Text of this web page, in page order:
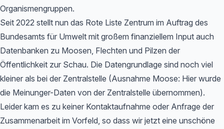
Organismengruppen.
Seit 2022 stellt nun das Rote Liste Zentrum im Auftrag des
Bundesamts für Umwelt mit großem finanziellem Input auch
Datenbanken zu Moosen, Flechten und Pilzen der
Öffentlichkeit zur Schau. Die Datengrundlage sind noch viel
kleiner als bei der Zentralstelle (Ausnahme Moose: Hier wurde
die Meinunger-Daten von der Zentralstelle übernommen).
Leider kam es zu keiner Kontaktaufnahme oder Anfrage der
Zusammenarbeit im Vorfeld, so dass wir jetzt eine unschöne